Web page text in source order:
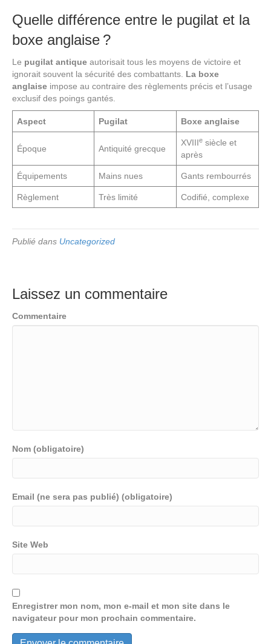
Quelle différence entre le pugilat et la
boxe anglaise ?
Le pugilat antique autorisait tous les moyens de victoire et
ignorait souvent la sécurité des combattants. La boxe
anglaise impose au contraire des règlements précis et l’usage
exclusif des poings gantés.
Aspect Pugilat Boxe anglaise
Époque Antiquité grecque
XVIIIe siècle et
après
Équipements Mains nues Gants rembourrés
Règlement Très limité Codifié, complexe
Publié dans Uncategorized
Laissez un commentaire
Commentaire
Nom (obligatoire)
Email (ne sera pas publié) (obligatoire)
Site Web
Enregistrer mon nom, mon e-mail et mon site dans le
navigateur pour mon prochain commentaire.